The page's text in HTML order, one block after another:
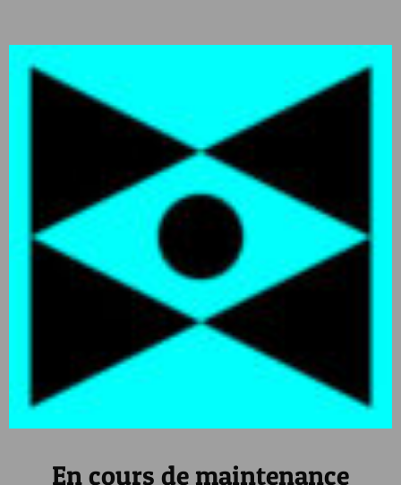
En cours de maintenance